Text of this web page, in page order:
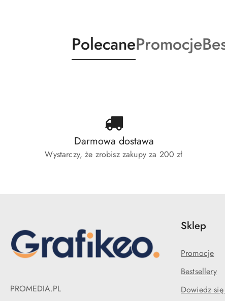
Pomiń karuzelę produktów
Produkty
o
PolecaneProdukty
o
Promocje
Darmowa dostawa
Wystarczy, że zrobisz zakupy za 200 zł
PROMEDIA.PL
Sklep
Promocje
Bestsellery
Dowiedz